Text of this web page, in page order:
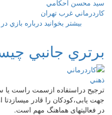
سيد محسن احكامي
كاردرماني غرب تهران
بیشتر بخوانید درباره بازي
برتري جانبي
ترجیح دراستفاده ازسمت راست
جهت یابی،کودکان را قادر میسازدتا
در فعالیتهای هماهنگ مهم است.